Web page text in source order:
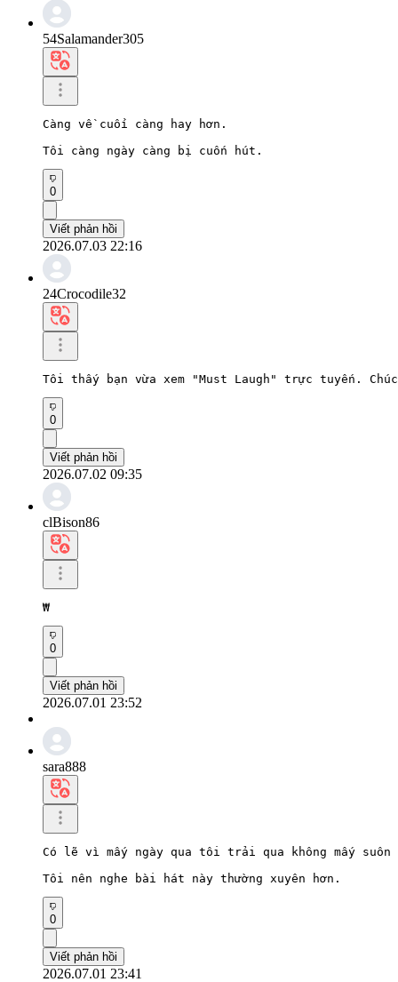
54Salamander305
Càng về cuối càng hay hơn.
Tôi càng ngày càng bị cuốn hút.
0
Viết phản hồi
2026.07.03 22:16
24Crocodile32
Tôi thấy bạn vừa xem "Must Laugh" trực tuyến.
0
Viết phản hồi
2026.07.02 09:35
clBison86
₩
0
Viết phản hồi
2026.07.01 23:52
sara888
Có lẽ vì mấy ngày qua tôi trải qua không mấy
Tôi nên nghe bài hát này thường xuyên hơn.
0
Viết phản hồi
2026.07.01 23:41